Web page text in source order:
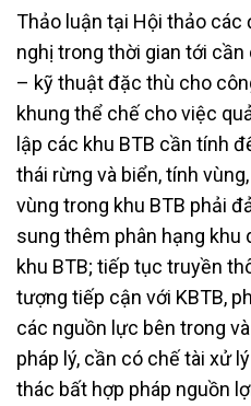
Thảo luận tại Hội thảo các
nghị trong thời gian tới
– kỹ thuật đặc thù cho
khung thể chế cho việc
lập các khu BTB cần tính
thái rừng và biển, tính
vùng trong khu BTB phải
sung thêm phân hạng khu
khu BTB; tiếp tục truyền
tượng tiếp cận với KBTB,
các nguồn lực bên trong
pháp lý, cần có chế tài xử
thác bất hợp pháp nguồn